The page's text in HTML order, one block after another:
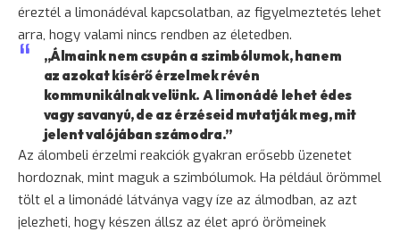
éreztél a limonádéval kapcsolatban, az figyelmeztetés lehet
arra, hogy valami nincs rendben az életedben.
„Álmaink nem csupán a szimbólumok, hanem
az azokat kísérő érzelmek révén
kommunikálnak velünk. A limonádé lehet édes
vagy savanyú, de az érzéseid mutatják meg, mit
jelent valójában számodra.”
Az álombeli érzelmi reakciók gyakran erősebb üzenetet
hordoznak, mint maguk a szimbólumok. Ha például örömmel
tölt el a limonádé látványa vagy íze az álmodban, az azt
jelezheti, hogy készen állsz az élet apró örömeinek